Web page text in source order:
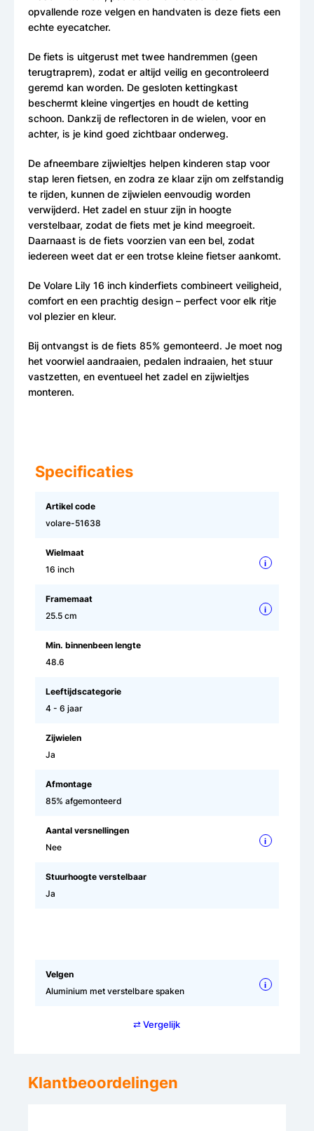
opvallende roze velgen en handvaten is deze fiets een
echte eyecatcher.
De fiets is uitgerust met twee handremmen (geen
terugtraprem), zodat er altijd veilig en gecontroleerd
geremd kan worden. De gesloten kettingkast
beschermt kleine vingertjes en houdt de ketting
schoon. Dankzij de reflectoren in de wielen, voor en
achter, is je kind goed zichtbaar onderweg.
De afneembare zijwieltjes helpen kinderen stap voor
stap leren fietsen, en zodra ze klaar zijn om zelfstandig
te rijden, kunnen de zijwielen eenvoudig worden
verwijderd. Het zadel en stuur zijn in hoogte
verstelbaar, zodat de fiets met je kind meegroeit.
Daarnaast is de fiets voorzien van een bel, zodat
iedereen weet dat er een trotse kleine fietser aankomt.
De Volare Lily 16 inch kinderfiets combineert veiligheid,
comfort en een prachtig design – perfect voor elk ritje
vol plezier en kleur.
Bij ontvangst is de fiets 85% gemonteerd. Je moet nog
het voorwiel aandraaien, pedalen indraaien, het stuur
vastzetten, en eventueel het zadel en zijwieltjes
monteren.
Specificaties
Artikel code
volare-51638
Wielmaat
16 inch
i
Framemaat
25.5 cm
i
Min. binnenbeen lengte
48.6
Leeftijdscategorie
4 - 6 jaar
Zijwielen
Ja
Afmontage
85% afgemonteerd
Aantal versnellingen
Nee
i
Stuurhoogte verstelbaar
Ja
Velgen
Aluminium met verstelbare spaken
i
⇄ Vergelijk
Klantbeoordelingen